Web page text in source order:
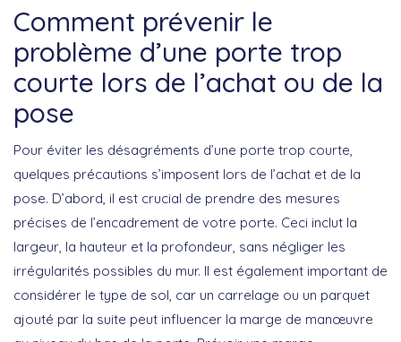
Comment prévenir le
problème d’une porte trop
courte lors de l’achat ou de la
pose
Pour éviter les désagréments d’une porte trop courte,
quelques précautions s’imposent lors de l’achat et de la
pose. D’abord, il est crucial de prendre des mesures
précises de l’encadrement de votre porte. Ceci inclut la
largeur, la hauteur et la profondeur, sans négliger les
irrégularités possibles du mur. Il est également important de
considérer le type de sol, car un carrelage ou un parquet
ajouté par la suite peut influencer la marge de manœuvre